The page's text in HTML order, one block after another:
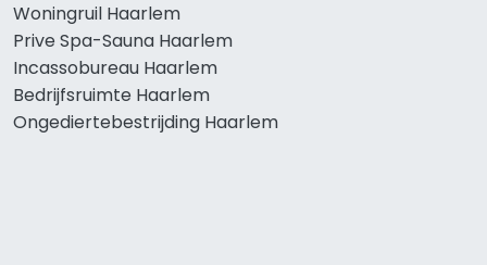
Woningruil Haarlem
Prive Spa-Sauna Haarlem
Incassobureau Haarlem
Bedrijfsruimte Haarlem
Ongediertebestrijding Haarlem